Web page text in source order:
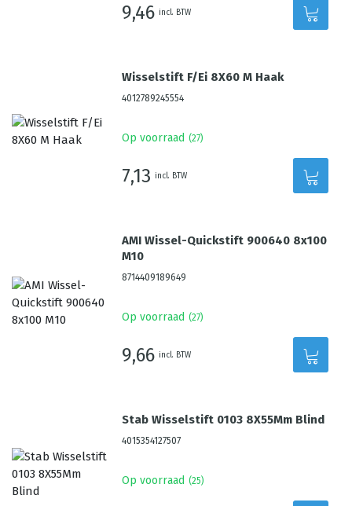
9,46 incl. BTW
Wisselstift F/Ei 8X60 M Haak
4012789245554
Op voorraad (27)
7,13 incl. BTW
AMI Wissel-Quickstift 900640 8x100
M10
8714409189649
Op voorraad (27)
9,66 incl. BTW
Stab Wisselstift 0103 8X55Mm Blind
4015354127507
Op voorraad (25)